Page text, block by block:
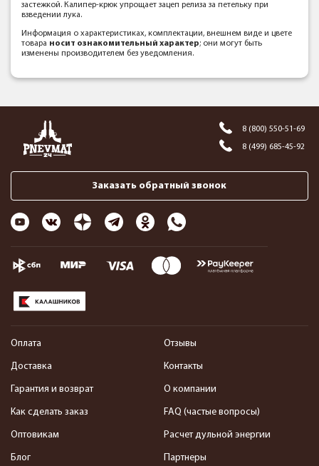
застежкой. Калипер-крюк упрощает зацеп релиза за петельку при
взведении лука.
Информация о характеристиках, комплектации, внешнем виде и цвете
товара носит ознакомительный характер; они могут быть
изменены производителем без уведомления.
8 (800) 550-51-69
8 (499) 685-45-92
Заказать обратный звонок
Оплата
Доставка
Гарантия и возврат
Как сделать заказ
Оптовикам
Блог
Отзывы
Контакты
О компании
FAQ (частые вопросы)
Расчет дульной энергии
Партнеры